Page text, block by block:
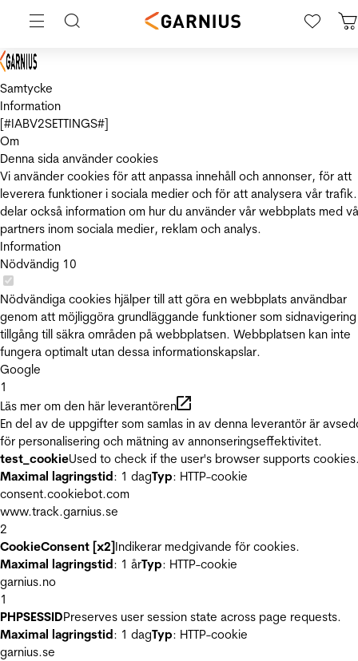
Samtycke
Information
[#IABV2SETTINGS#]
Om
Denna sida använder cookies
Vi använder cookies för att anpassa innehåll och annonser, för att
leverera funktioner i sociala medier och för att analysera vår
delar också information om hur du använder vår webbplats med
partners inom sociala medier, reklam och analys.
Information
Nödvändig 10
Nödvändiga cookies hjälper till att göra en webbplats användbar
genom att möjliggöra grundläggande funktioner som
tillgång till säkra områden på webbplatsen. Webbplatsen kan inte
fungera optimalt utan dessa informationskapslar.
Google
1
Läs mer om den här leverantören
En del av de uppgifter som samlas in av denna leverantör är
för personalisering och mätning av annonseringseffektivitet.
test_cookieUsed to check if the user's browser supports
Maximal lagringstid: 1 dagTyp: HTTP-cookie
consent.cookiebot.com
www.track.garnius.se
2
CookieConsent [x2]Indikerar medgivande för cookies.
Maximal lagringstid: 1 årTyp: HTTP-cookie
garnius.no
1
PHPSESSIDPreserves user session state across page requests.
Maximal lagringstid: 1 dagTyp: HTTP-cookie
garnius.se